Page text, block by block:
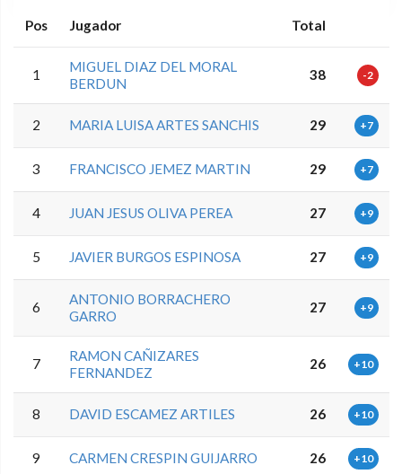
Pos Jugador Total
1
MIGUEL DIAZ DEL MORAL
BERDUN
38 -2
2 MARIA LUISA ARTES SANCHIS 29 +7
3 FRANCISCO JEMEZ MARTIN 29 +7
4 JUAN JESUS OLIVA PEREA 27 +9
5 JAVIER BURGOS ESPINOSA 27 +9
6
ANTONIO BORRACHERO
GARRO
27 +9
7
RAMON CAÑIZARES
FERNANDEZ
26 +10
8 DAVID ESCAMEZ ARTILES 26 +10
9 CARMEN CRESPIN GUIJARRO 26 +10